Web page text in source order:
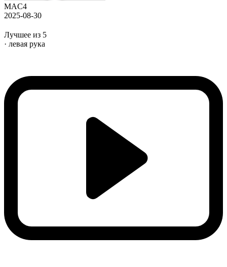
MAC4
2025-08-30
Лучшее из 5
· левая рука